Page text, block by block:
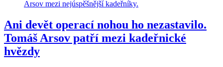
Ani devět operací nohou ho nezastavilo.
Tomáš Arsov patří mezi kadeřnické
hvězdy